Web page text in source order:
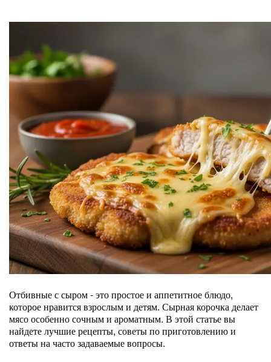
Отбивные с сыром - это простое и аппетитное блюдо,
которое нравится взрослым и детям. Сырная корочка делает
мясо особенно сочным и ароматным. В этой статье вы
найдете лучшие рецепты, советы по приготовлению и
ответы на часто задаваемые вопросы.